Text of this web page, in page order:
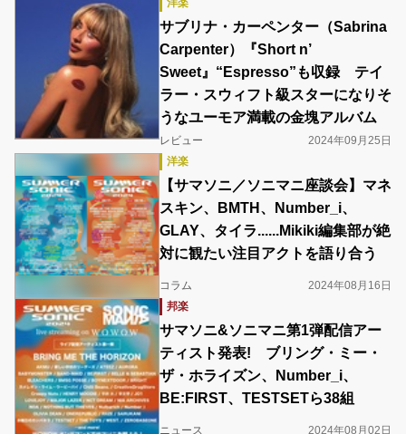
洋楽
サブリナ・カーペンター（Sabrina
Carpenter）『Short n’
Sweet』“Espresso”も収録 テイ
ラー・スウィフト級スターになりそ
うなユーモア満載の金塊アルバム
レビュー
2024年09月25日
洋楽
【サマソニ／ソニマニ座談会】マネ
スキン、BMTH、Number_i、
GLAY、タイラ......Mikiki編集部が絶
対に観たい注目アクトを語り合う
コラム
2024年08月16日
邦楽
サマソニ&ソニマニ第1弾配信アー
ティスト発表! ブリング・ミー・
ザ・ホライズン、Number_i、
BE:FIRST、TESTSETら38組
ニュース
2024年08月02日